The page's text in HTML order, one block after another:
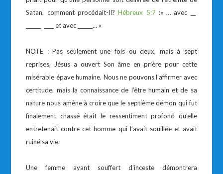
Satan, comment procédait-Il?Hébreux 5:7:« … avec __
______ ____ et avec ______… »
NOTE : Pas seulement une fois ou deux, mais à sept
reprises, Jésus a ouvert Son âme en prière pour cette
misérable épave humaine. Nous ne pouvons l’affirmer avec
certitude, mais la connaissance de l’être humain et de sa
nature nous amène à croire que le septième démon qui fut
finalement chassé était le ressentiment profond qu’elle
entretenait contre cet homme qui l’avait souillée et avait
ruiné sa vie.
Une femme ayant souffert d’inceste démontrera